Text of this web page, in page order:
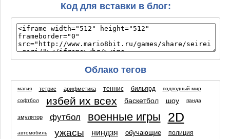
Код для вставки в блог:
Облако тегов
магия тетрис арифметика теннис бильярд подводный мир
софтбол избей их всех баскетбол шоу панда
эмулятор футбол военные игры 2D
автомобиль ужасы ниндзя обучающие полиция